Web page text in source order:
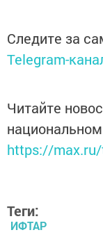
Следите за
Telegram-
Читайте
https://
Теги:
ИФТАР